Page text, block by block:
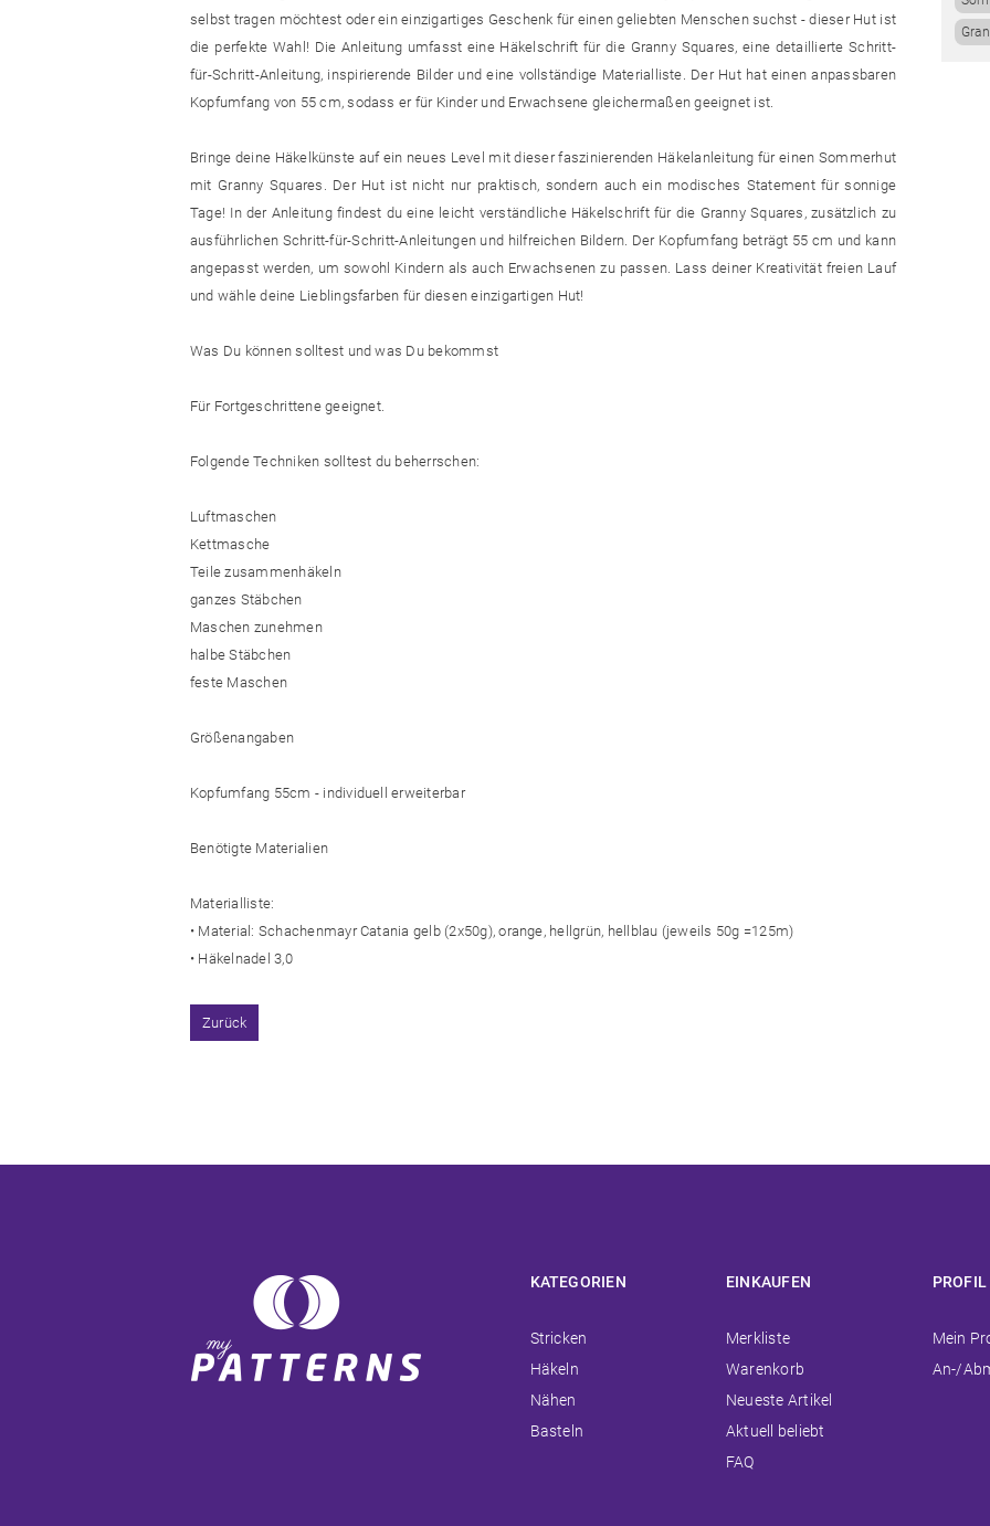
selbst tragen möchtest oder ein einzigartiges Geschenk für einen geliebten Menschen suchst - dieser Hut ist
die perfekte Wahl! Die Anleitung umfasst eine Häkelschrift für die Granny Squares, eine detaillierte Schritt-
für-Schritt-Anleitung, inspirierende Bilder und eine vollständige Materialliste. Der Hut hat einen anpassbaren
Kopfumfang von 55 cm, sodass er für Kinder und Erwachsene gleichermaßen geeignet ist.
Bringe deine Häkelkünste auf ein neues Level mit dieser faszinierenden Häkelanleitung für einen Sommerhut
mit Granny Squares. Der Hut ist nicht nur praktisch, sondern auch ein modisches Statement für sonnige
Tage! In der Anleitung findest du eine leicht verständliche Häkelschrift für die Granny Squares, zusätzlich zu
ausführlichen Schritt-für-Schritt-Anleitungen und hilfreichen Bildern. Der Kopfumfang beträgt 55 cm und kann
angepasst werden, um sowohl Kindern als auch Erwachsenen zu passen. Lass deiner Kreativität freien Lauf
und wähle deine Lieblingsfarben für diesen einzigartigen Hut!
Was Du können solltest und was Du bekommst
Für Fortgeschrittene geeignet.
Folgende Techniken solltest du beherrschen:
Luftmaschen
Kettmasche
Teile zusammenhäkeln
ganzes Stäbchen
Maschen zunehmen
halbe Stäbchen
feste Maschen
Größenangaben
Kopfumfang 55cm - individuell erweiterbar
Benötigte Materialien
Materialliste:
• Material: Schachenmayr Catania gelb (2x50g), orange, hellgrün, hellblau (jeweils 50g =125m)
• Häkelnadel 3,0
Zurück
KATEGORIEN
Navigation
überspringen
Stricken
Häkeln
Nähen
Basteln
EINKAUFEN
Navigation
überspringen
Merkliste
Warenkorb
Neueste Artikel
Aktuell beliebt
FAQ
PROFIL
Mein
An-/